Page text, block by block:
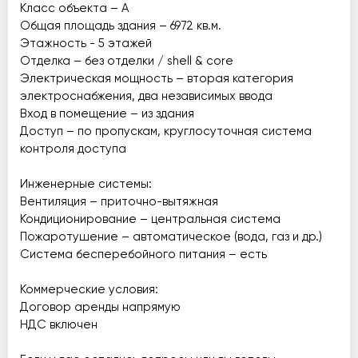
Класс объекта – А
Общая площадь здания – 6972 кв.м.
Этажность - 5 этажей
Отделка – без отделки / shell & core
Электрическая мощность – вторая категория
электроснабжения, два независимых ввода
Вход в помещение – из здания
Доступ – по пропускам, круглосуточная система
контроля доступа
Инженерные системы:
Вентиляция – приточно-вытяжная
Кондиционирование – центральная система
Пожаротушение – автоматическое (вода, газ и др.)
Система бесперебойного питания – есть
Коммерческие условия:
Договор аренды напрямую
НДС включен